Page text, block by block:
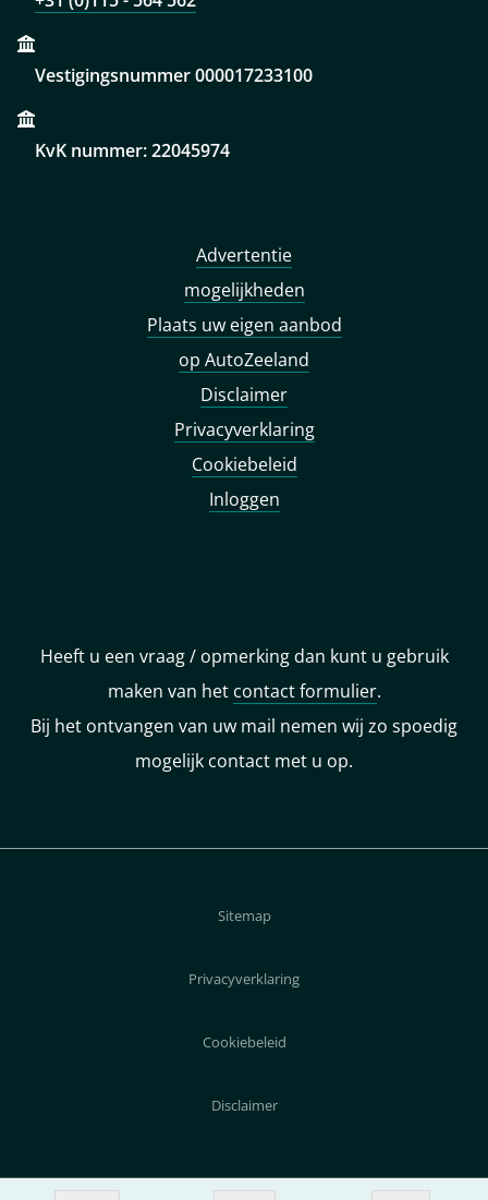
Vestigingsnummer 000017233100
KvK nummer: 22045974
Advertentie
mogelijkheden
Plaats uw eigen aanbod
op AutoZeeland
Disclaimer
Privacyverklaring
Cookiebeleid
Inloggen
Heeft u een vraag / opmerking dan kunt u gebruik
maken van het contact formulier.
Bij het ontvangen van uw mail nemen wij zo spoedig
mogelijk contact met u op.
Sitemap
Privacyverklaring
Cookiebeleid
Disclaimer
© 2026 AutoZeeland